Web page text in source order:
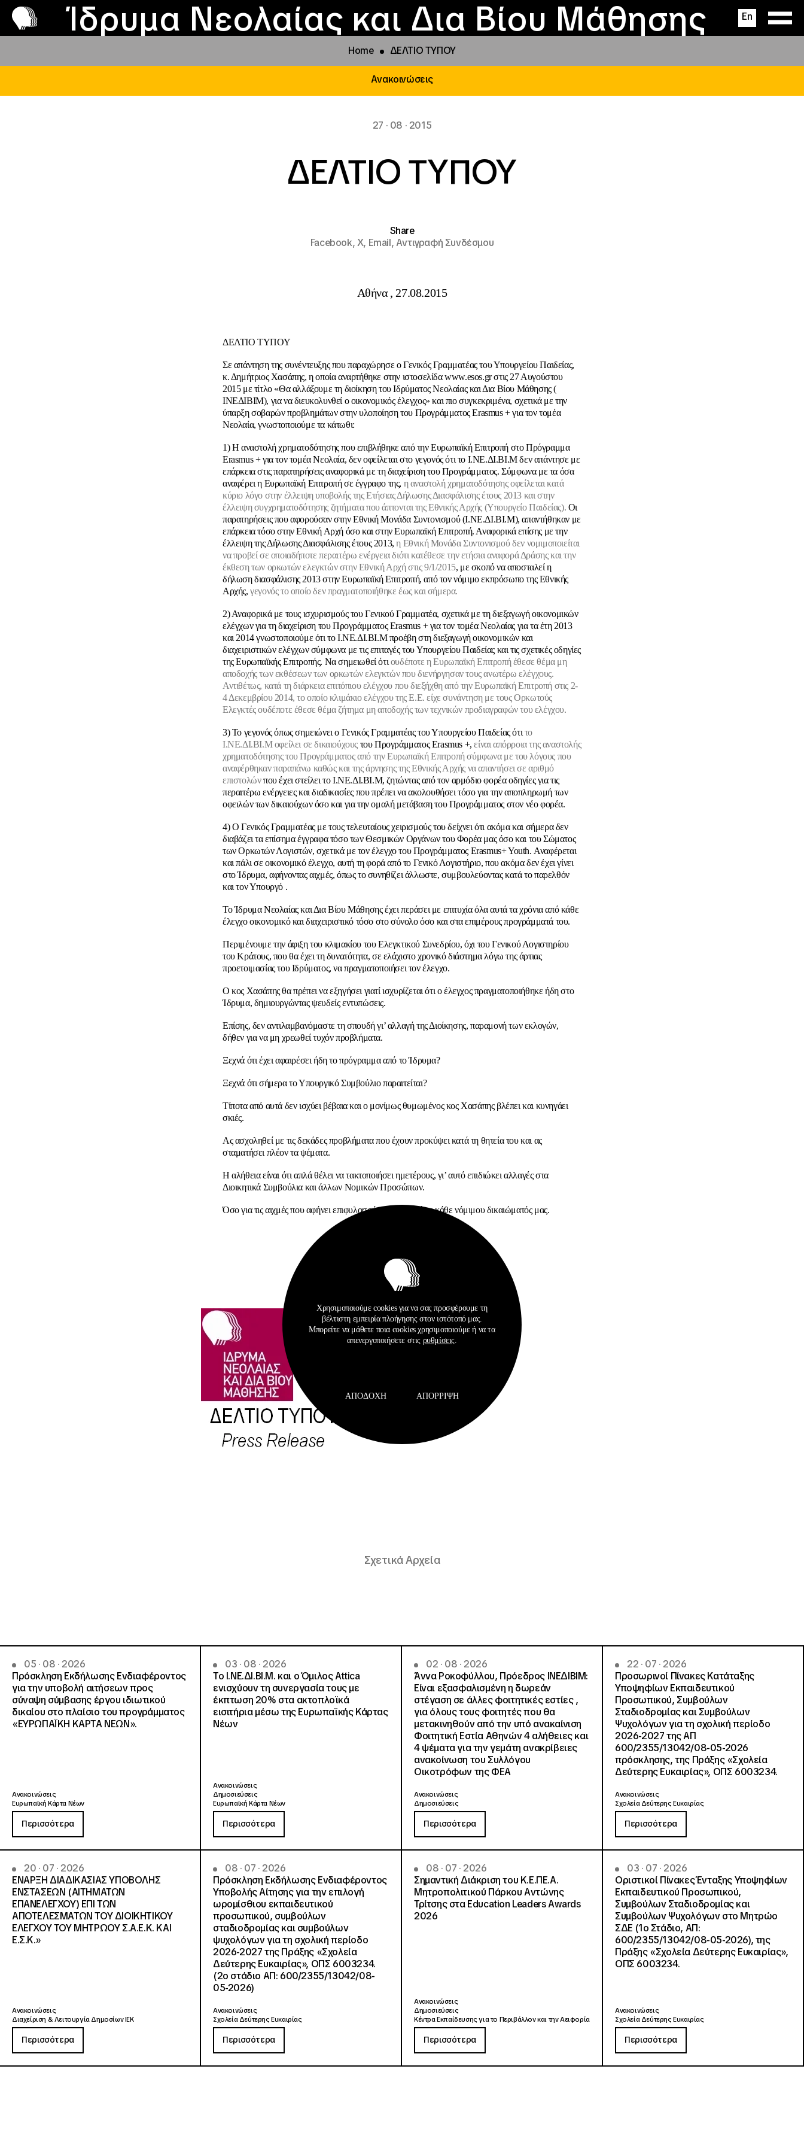
Ίδρυμα Νεολαίας και Δια Βίου Μάθησης En
Το ΙΝΕΔΙΒΙΜ
Προγράμματα και δράσεις
Φοιτητικές Εστίες
Παραχώρηση αιγίδας
Νέα
Επικοινωνία
Home ΔΕΛΤΙΟ ΤΥΠΟΥ
Ανακοινώσεις
27 · 08 · 2015
ΔΕΛΤΙΟ ΤΥΠΟΥ
Share
Facebook,X, Email,Αντιγραφή Συνδέσμου
Αθήνα , 27.08.2015
ΔΕΛΤΙΟ ΤΥΠΟΥ
Σε απάντηση της συνέντευξης που παραχώρησε ο Γενικός Γραμματέας του Υπουργείου Παιδείας,
κ. Δημήτριος Χασάπης, η οποία αναρτήθηκε στην ιστοσελίδα www.esos.gr στις 27 Αυγούστου
2015 με τίτλο «Θα αλλάξουμε τη διοίκηση του Ιδρύματος Νεολαίας και Δια Βίου Μάθησης (
ΙΝΕΔΙΒΙΜ), για να διευκολυνθεί ο οικονομικός έλεγχος» και πιο συγκεκριμένα, σχετικά με την
ύπαρξη σοβαρών προβλημάτων στην υλοποίηση του Προγράμματος Erasmus + για τον τομέα
Νεολαία, γνωστοποιούμε τα κάτωθι:
1) Η αναστολή χρηματοδότησης που επιβλήθηκε από την Ευρωπαϊκή Επιτροπή στο Πρόγραμμα
Εrasmus + για τον τομέα Νεολαία, δεν οφείλεται στο γεγονός ότι το Ι.ΝΕ.ΔΙ.ΒΙ.Μ δεν απάντησε με
επάρκεια στις παρατηρήσεις αναφορικά με τη διαχείριση του Προγράμματος. Σύμφωνα με τα όσα
αναφέρει η Ευρωπαϊκή Επιτροπή σε έγγραφο της, η αναστολή χρηματοδότησης οφείλεται κατά
κύριο λόγο στην έλλειψη υποβολής της Ετήσιας Δήλωσης Διασφάλισης έτους 2013 και στην
έλλειψη συγχρηματοδότησης ζητήματα που άπτονται της Εθνικής Αρχής (Υπουργείο Παιδείας). Οι
παρατηρήσεις που αφορούσαν στην Εθνική Μονάδα Συντονισμού (Ι.ΝΕ.ΔΙ.ΒΙ.Μ), απαντήθηκαν με
επάρκεια τόσο στην Εθνική Αρχή όσο και στην Ευρωπαϊκή Επιτροπή. Αναφορικά επίσης με την
έλλειψη της Δήλωσης Διασφάλισης έτους 2013, η Εθνική Μονάδα Συντονισμού δεν νομιμοποιείται
να προβεί σε οποιαδήποτε περαιτέρω ενέργεια διότι κατέθεσε την ετήσια αναφορά Δράσης και την
έκθεση των ορκωτών ελεγκτών στην Εθνική Αρχή στις 9/1/2015, με σκοπό να αποσταλεί η
δήλωση διασφάλισης 2013 στην Ευρωπαϊκή Επιτροπή, από τον νόμιμο εκπρόσωπο της Εθνικής
Αρχής,γεγονός το οποίο δεν πραγματοποιήθηκε έως και σήμερα.
2) Αναφορικά με τους ισχυρισμούς του Γενικού Γραμματέα, σχετικά με τη διεξαγωγή οικονομικών
ελέγχων για τη διαχείριση του Προγράμματος Εrasmus + για τον τομέα Νεολαίας για τα έτη 2013
και 2014 γνωστοποιούμε ότι το Ι.ΝΕ.ΔΙ.ΒΙ.Μ προέβη στη διεξαγωγή οικονομικών και
διαχειριστικών ελέγχων σύμφωνα με τις επιταγές του Υπουργείου Παιδείας και τις σχετικές οδηγίες
της Ευρωπαϊκής Επιτροπής. Να σημειωθεί ότι ουδέποτε η Ευρωπαϊκή Επιτροπή έθεσε θέμα μη
αποδοχής των εκθέσεων των ορκωτών ελεγκτών που διενήργησαν τους ανωτέρω ελέγχους.
Αντιθέτως, κατά τη διάρκεια επιτόπιου ελέγχου που διεξήχθη από την Ευρωπαϊκή Επιτροπή στις 2-
4 Δεκεμβρίου 2014, το οποίο κλιμάκιο ελέγχου της Ε.Ε. είχε συνάντηση με τους Ορκωτούς
Ελεγκτές ουδέποτε έθεσε θέμα ζήτημα μη αποδοχής των τεχνικών προδιαγραφών του ελέγχου.
3) Το γεγονός όπως σημειώνει ο Γενικός Γραμματέας του Υπουργείου Παιδείας ότι το
Ι.ΝΕ.ΔΙ.ΒΙ.Μ οφείλει σε δικαιούχους του Προγράμματος Erasmus +, είναι απόρροια της αναστολής
χρηματοδότησης του Προγράμματος από την Ευρωπαϊκή Επιτροπή σύμφωνα με του λόγους που
αναφέρθηκαν παραπάνω καθώς και της άρνησης της Εθνικής Αρχής να απαντήσει σε αριθμό
επιστολώνπου έχει στείλει το Ι.ΝΕ.ΔΙ.ΒΙ.Μ, ζητώντας από τον αρμόδιο φορέα οδηγίες για τις
περαιτέρω ενέργειες και διαδικασίες που πρέπει να ακολουθήσει τόσο για την αποπληρωμή των
οφειλών των δικαιούχων όσο και για την ομαλή μετάβαση του Προγράμματος στον νέο φορέα.
4) Ο Γενικός Γραμματέας με τους τελευταίους χειρισμούς του δείχνει ότι ακόμα και σήμερα δεν
διαβάζει τα επίσημα έγγραφα τόσο των Θεσμικών Οργάνων του Φορέα μας όσο και του Σώματος
των Ορκωτών Λογιστών, σχετικά με τον έλεγχο του Προγράμματος Erasmus+ Youth. Αναφέρεται
και πάλι σε οικονομικό έλεγχο, αυτή τη φορά από το Γενικό Λογιστήριο, που ακόμα δεν έχει γίνει
στο Ίδρυμα, αφήνοντας αιχμές, όπως το συνηθίζει άλλωστε, συμβουλεύοντας κατά το παρελθόν
και τον Υπουργό .
Το Ίδρυμα Νεολαίας και Δια Βίου Μάθησης έχει περάσει με επιτυχία όλα αυτά τα χρόνια από κάθε
έλεγχο οικονομικό και διαχειριστικό τόσο στο σύνολο όσο και στα επιμέρους προγράμματά του.
Περιμένουμε την άφιξη του κλιμακίου του Ελεγκτικού Συνεδρίου, όχι του Γενικού Λογιστηρίου
του Κράτους, που θα έχει τη δυνατότητα, σε ελάχιστο χρονικό διάστημα λόγω της άρτιας
προετοιμασίας του Ιδρύματος, να πραγματοποιήσει τον έλεγχο.
Ο κος Χασάπης θα πρέπει να εξηγήσει γιατί ισχυρίζεται ότι ο έλεγχος πραγματοποιήθηκε ήδη στο
Ίδρυμα, δημιουργώντας ψευδείς εντυπώσεις.
Επίσης, δεν αντιλαμβανόμαστε τη σπουδή γι’ αλλαγή της Διοίκησης, παραμονή των εκλογών,
δήθεν για να μη χρεωθεί τυχόν προβλήματα.
Ξεχνά ότι έχει αφαιρέσει ήδη το πρόγραμμα από το Ίδρυμα?
Ξεχνά ότι σήμερα το Υπουργικό Συμβούλιο παραιτείται?
Τίποτα από αυτά δεν ισχύει βέβαια και ο μονίμως θυμωμένος κος Χασάπης βλέπει και κυνηγάει
σκιές.
Ας ασχοληθεί με τις δεκάδες προβλήματα που έχουν προκύψει κατά τη θητεία του και ας
σταματήσει πλέον τα ψέματα.
Η αλήθεια είναι ότι απλά θέλει να τακτοποιήσει ημετέρους, γι’ αυτό επιδιώκει αλλαγές στα
Διοικητικά Συμβούλια και άλλων Νομικών Προσώπων.
Όσο για τις αιχμές που αφήνει επιφυλασσόμεθα για χρήση κάθε νόμιμου δικαιώματός μας.
Σχετικά Αρχεία
05 · 08 · 2026
Πρόσκληση Εκδήλωσης Ενδιαφέροντος
για την υποβολή αιτήσεων προς
σύναψη σύμβασης έργου ιδιωτικού
δικαίου στο πλαίσιο του προγράμματος
«ΕΥΡΩΠΑΪΚΗ ΚΑΡΤΑ ΝΕΩΝ».
Ανακοινώσεις
Ευρωπαϊκή Κάρτα Νέων
Περισσότερα
03 · 08 · 2026
Το Ι.ΝΕ.ΔΙ.ΒΙ.Μ. και o Όμιλος Attica
ενισχύουν τη συνεργασία τους με
έκπτωση 20% στα ακτοπλοϊκά
εισιτήρια μέσω της Ευρωπαϊκής Κάρτας
Νέων
Ανακοινώσεις
Δημοσιεύσεις
Ευρωπαϊκή Κάρτα Νέων
Περισσότερα
02 · 08 · 2026
Άννα Ροκοφύλλου, Πρόεδρος ΙΝΕΔΙΒΙΜ:
Είναι εξασφαλισμένη η δωρεάν
στέγαση σε άλλες φοιτητικές εστίες ,
για όλους τους φοιτητές που θα
μετακινηθούν από την υπό ανακαίνιση
Φοιτητική Εστία Αθηνών 4 αλήθειες και
4 ψέματα για την γεμάτη ανακρίβειες
ανακοίνωση του Συλλόγου
Οικοτρόφων της ΦΕΑ
Ανακοινώσεις
Δημοσιεύσεις
Περισσότερα
22 · 07 · 2026
Προσωρινοί Πίνακες Κατάταξης
Υποψηφίων Εκπαιδευτικού
Προσωπικού, Συμβούλων
Σταδιοδρομίας και Συμβούλων
Ψυχολόγων για τη σχολική περίοδο
2026-2027 της ΑΠ
600/2355/13042/08-05-2026
πρόσκλησης, της Πράξης «Σχολεία
Δεύτερης Ευκαιρίας», ΟΠΣ 6003234.
Ανακοινώσεις
Σχολεία Δεύτερης Ευκαιρίας
Περισσότερα
20 · 07 · 2026
ΕΝΑΡΞΗ ΔΙΑΔΙΚΑΣΙΑΣ ΥΠΟΒΟΛΗΣ
ΕΝΣΤΑΣΕΩΝ (ΑΙΤΗΜΑΤΩΝ
ΕΠΑΝΕΛΕΓΧΟΥ) ΕΠΙ ΤΩΝ
ΑΠΟΤΕΛΕΣΜΑΤΩΝ ΤΟΥ ΔΙΟΙΚΗΤΙΚΟΥ
ΕΛΕΓΧΟΥ ΤΟΥ ΜΗΤΡΩΟΥ Σ.Α.Ε.Κ. ΚΑΙ
Ε.Σ.Κ.»
Ανακοινώσεις
Διαχείριση & Λειτουργία Δημοσίων ΙΕΚ
Περισσότερα
08 · 07 · 2026
Πρόσκληση Εκδήλωσης Ενδιαφέροντος
Υποβολής Αίτησης για την επιλογή
ωρομίσθιου εκπαιδευτικού
προσωπικού, συμβούλων
σταδιοδρομίας και συμβούλων
ψυχολόγων για τη σχολική περίοδο
2026-2027 της Πράξης «Σχολεία
Δεύτερης Ευκαιρίας», ΟΠΣ 6003234.
(2ο στάδιο ΑΠ: 600/2355/13042/08-
05-2026)
Ανακοινώσεις
Σχολεία Δεύτερης Ευκαιρίας
Περισσότερα
08 · 07 · 2026
Σημαντική Διάκριση του Κ.Ε.ΠΕ.Α.
Μητροπολιτικού Πάρκου Αντώνης
Τρίτσης στα Education Leaders Awards
2026
Ανακοινώσεις
Δημοσιεύσεις
Κέντρα Εκπαίδευσης για το Περιβάλλον και την Αειφορία
Περισσότερα
03 · 07 · 2026
Οριστικοί Πίνακες Ένταξης Υποψηφίων
Εκπαιδευτικού Προσωπικού,
Συμβούλων Σταδιοδρομίας και
Συμβούλων Ψυχολόγων στο Μητρώο
ΣΔΕ (1ο Στάδιο, ΑΠ:
600/2355/13042/08-05-2026), της
Πράξης «Σχολεία Δεύτερης Ευκαιρίας»,
ΟΠΣ 6003234.
Ανακοινώσεις
Σχολεία Δεύτερης Ευκαιρίας
Περισσότερα
Χρησιμοποιούμε cookies για να σας προσφέρουμε τη
βέλτιστη εμπειρία πλοήγησης στον ιστότοπό μας.
Μπορείτε να μάθετε ποια cookies χρησιμοποιούμε ή να τα
απενεργοποιήσετε στις ρυθμίσεις.
ΑΠΟΔΟΧΉ ΑΠΌΡΡΙΨΗ